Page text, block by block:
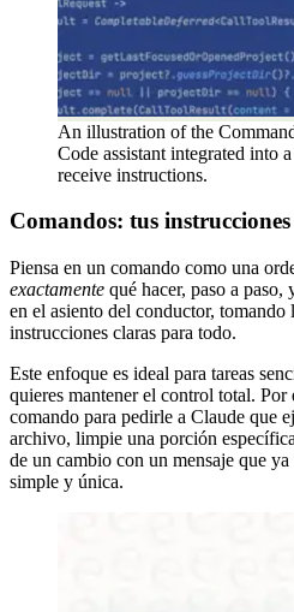
An illustration of the
Code assistant integrated into
receive instructions.
Comandos: tus
Piensa en un comando como una
exactamente qué hacer, paso a paso,
en el asiento del conductor, tomando
instrucciones claras para todo.
Este enfoque es ideal para tareas
quieres mantener el control total. Por
comando para pedirle a Claude que
archivo, limpie una porción
de un cambio con un mensaje que
simple y única.